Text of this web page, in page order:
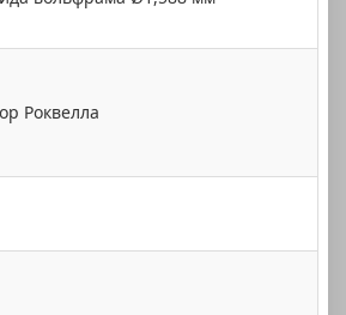
Роквелла